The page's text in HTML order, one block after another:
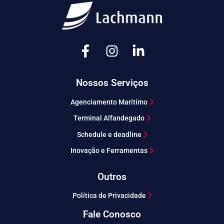
Nossos Serviços
Agenciamento Marítimo
Terminal Alfandegado
Schedule e deadline
Inovação e Ferramentas
Outros
Política de Privacidade
Fale Conosco